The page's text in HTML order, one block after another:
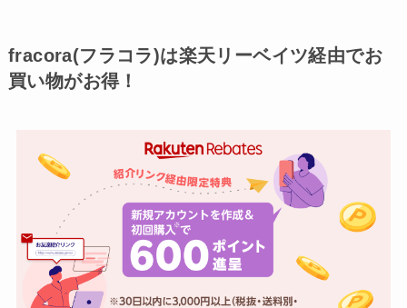
fracora(フラコラ)は楽天リーベイツ経由でお
買い物がお得！